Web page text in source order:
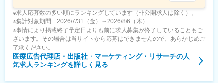
※求人応募数の多い順にランキングしています（非公開求人は除く）。
※集計対象期間：2026/7/31（金）～2026/8/6（木）
※事情により掲載終了予定日よりも前に求人募集が終了していることもご
ざいます。その場合は当サイトから応募はできませんので、あらかじめご
了承ください。
医療広告代理店・出版社・マーケティング・リサーチの人
気求人ランキングを詳しく見る